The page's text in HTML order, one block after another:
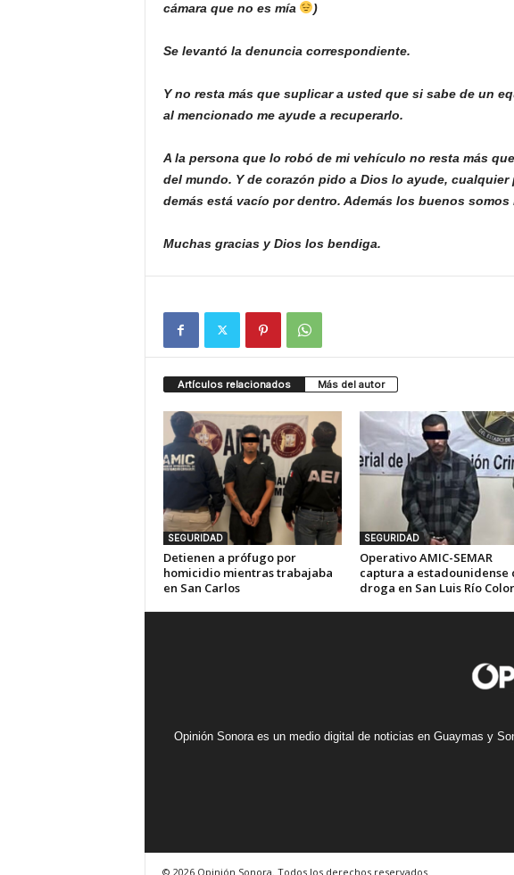
cámara que no es mía
)
Se levantó la denuncia correspondiente.
Y no resta más que suplicar a usted que si sabe de un
al mencionado me ayude a recuperarlo.
A la persona que lo robó de mi vehículo no resta más
del mundo. Y de corazón pido a Dios lo ayude,
demás está vacío por dentro. Además los buenos somos
Muchas gracias y Dios los bendiga.
Artículos relacionados Más del autor
SEGURIDAD
Detienen a prófugo por
homicidio mientras trabajaba
en San Carlos
SEGURIDAD
Operativo AMIC-SEMAR
captura a estadounidense
droga en San Luis Río
Opinión Sonora es un medio digital de noticias en Guaymas y
© 2026 Opinión Sonora. Todos los derechos reservados.